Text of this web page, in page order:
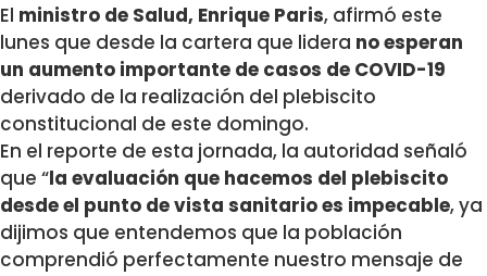
El ministro de Salud, Enrique Paris, afirmó este
lunes que desde la cartera que lidera no esperan
un aumento importante de casos de COVID-19
derivado de la realización del plebiscito
constitucional de este domingo.
En el reporte de esta jornada, la autoridad señaló
que “la evaluación que hacemos del plebiscito
desde el punto de vista sanitario es impecable, ya
dijimos que entendemos que la población
comprendió perfectamente nuestro mensaje de